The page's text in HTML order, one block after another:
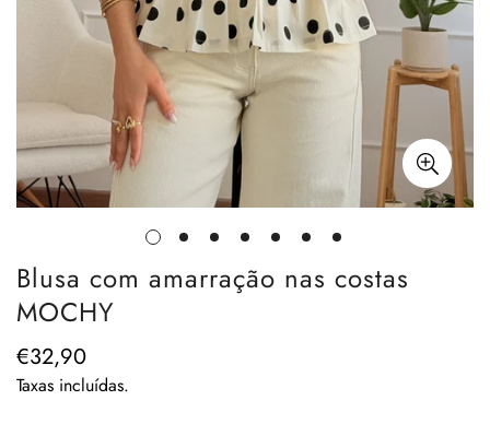
Blusa com amarração nas costas
MOCHY
Preço
regular
€32,90
Taxas incluídas.